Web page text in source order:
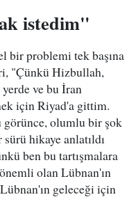
istedim"
bir problemi tek başına
"Çünkü Hizbullah,
ve bu İran
için Riyad'a gittim.
olumlu bir şok
hikaye anlatıldı
ben bu tartışmalara
olan Lübnan'ın
geleceği için